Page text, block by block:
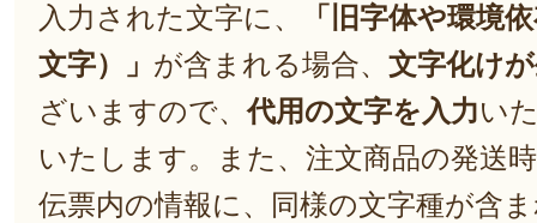
入力された文字に、
「旧字体や環境
文字）」 が含まれる場合、 文字化け
ざいますので、代用の文字を入力い
いたします。また、注文商品の発送
伝票内の情報に、同様の文字種が含